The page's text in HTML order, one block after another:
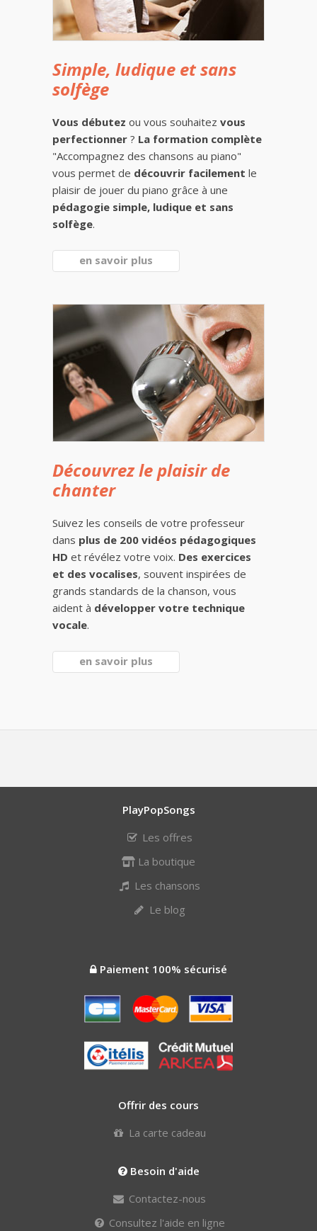
Simple, ludique et sans
solfège
Vous débutez ou vous souhaitez vous
perfectionner ? La formation complète
"Accompagnez des chansons au piano"
vous permet de découvrir facilement le
plaisir de jouer du piano grâce à une
pédagogie simple, ludique et sans
solfège.
en savoir plus
Découvrez le plaisir de
chanter
Suivez les conseils de votre professeur
dans plus de 200 vidéos pédagogiques
HD et révélez votre voix. Des exercices
et des vocalises, souvent inspirées de
grands standards de la chanson, vous
aident à développer votre technique
vocale.
en savoir plus
PlayPopSongs
Les offres
La boutique
Les chansons
Le blog
Paiement 100% sécurisé
Offrir des cours
La carte cadeau
Besoin d'aide
Contactez-nous
Consultez l'aide en ligne